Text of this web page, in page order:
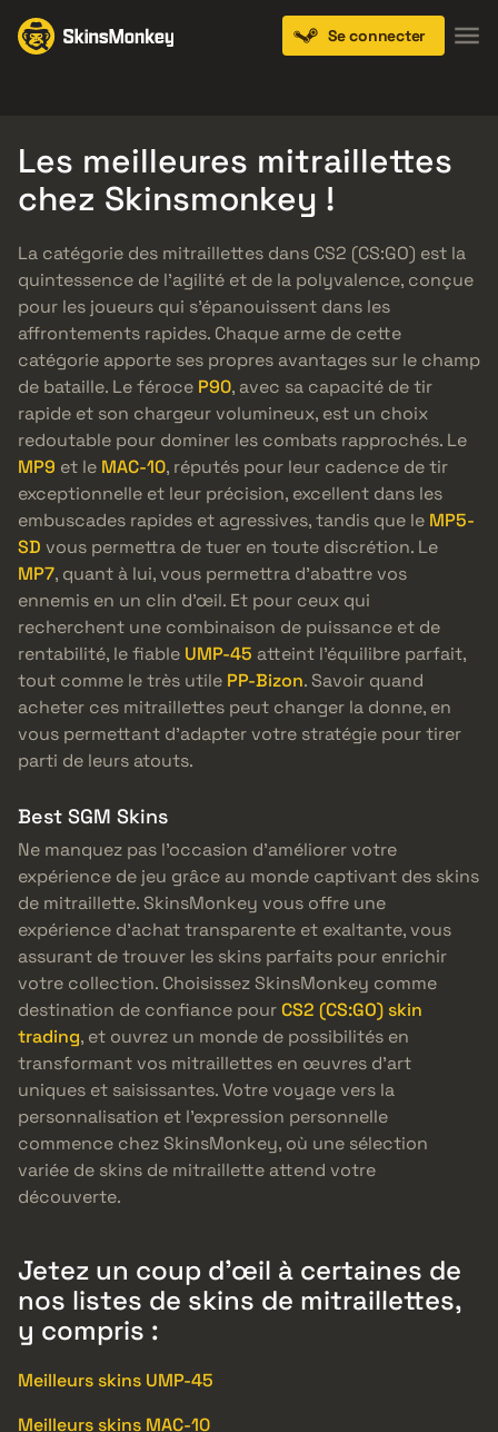
Se connecter
Les meilleures mitraillettes
chez Skinsmonkey !
La catégorie des mitraillettes dans CS2 (CS:GO) est la
quintessence de l’agilité et de la polyvalence, conçue
pour les joueurs qui s’épanouissent dans les
affrontements rapides. Chaque arme de cette
catégorie apporte ses propres avantages sur le champ
de bataille. Le féroce P90, avec sa capacité de tir
rapide et son chargeur volumineux, est un choix
redoutable pour dominer les combats rapprochés. Le
MP9 et le MAC-10, réputés pour leur cadence de tir
exceptionnelle et leur précision, excellent dans les
embuscades rapides et agressives, tandis que le MP5-
SD vous permettra de tuer en toute discrétion. Le
MP7, quant à lui, vous permettra d’abattre vos
ennemis en un clin d’œil. Et pour ceux qui
recherchent une combinaison de puissance et de
rentabilité, le fiable UMP-45 atteint l’équilibre parfait,
tout comme le très utile PP-Bizon. Savoir quand
acheter ces mitraillettes peut changer la donne, en
vous permettant d’adapter votre stratégie pour tirer
parti de leurs atouts.
Best SGM Skins
Ne manquez pas l’occasion d’améliorer votre
expérience de jeu grâce au monde captivant des skins
de mitraillette. SkinsMonkey vous offre une
expérience d’achat transparente et exaltante, vous
assurant de trouver les skins parfaits pour enrichir
votre collection. Choisissez SkinsMonkey comme
destination de confiance pourCS2 (CS:GO) skin
trading, et ouvrez un monde de possibilités en
transformant vos mitraillettes en œuvres d’art
uniques et saisissantes. Votre voyage vers la
personnalisation et l’expression personnelle
commence chez SkinsMonkey, où une sélection
variée de skins de mitraillette attend votre
découverte.
Jetez un coup d’œil à certaines de
nos listes de skins de mitraillettes,
y compris :
Meilleurs skins UMP-45
Meilleurs skins MAC-10